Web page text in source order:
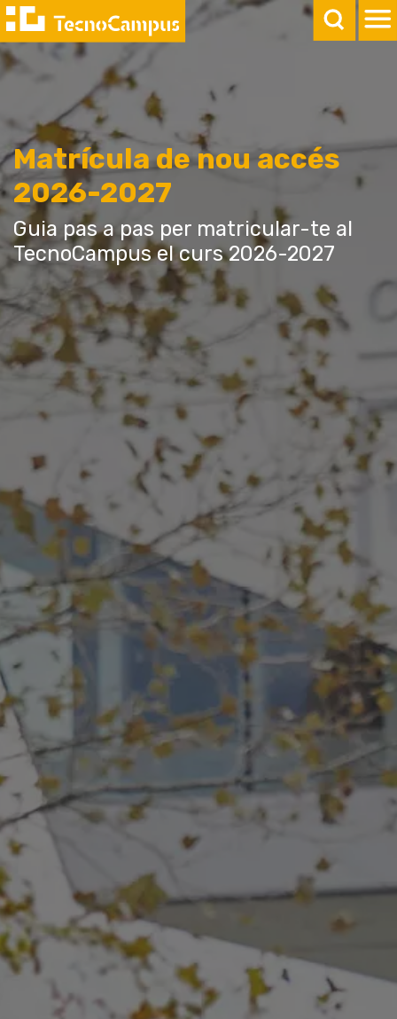
Matrícula de nou accés
2026-2027
Guia pas a pas per matricular-te al
TecnoCampus el curs 2026-2027